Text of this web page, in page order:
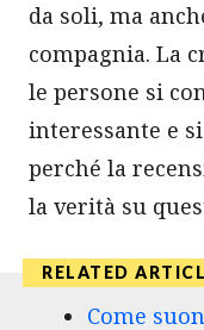
da soli, ma
compagnia. La
le persone si
interessante e
perché la
la verità su
Come